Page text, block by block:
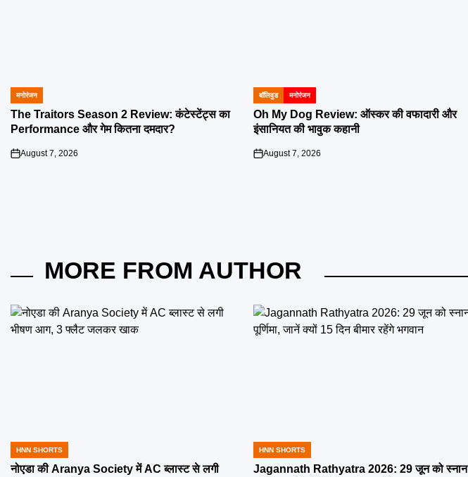
POSTED
IN
मनोरंजन
The Traitors Season 2 Review: कंटेस्टेंट्स का
Performance और गेम कितना दमदार?
on
August 7, 2026
POSTED
IN
बॉलिवुड मनोरंजन
Oh My Dog Review: ऑस्कर की वफादारी और
इंसानियत की भावुक कहानी
on
August 7, 2026
MORE FROM AUTHOR
POSTED
IN
HNN SHORTS
नोएडा की Aranya Society में AC ब्लास्ट से लगी
POSTED
IN
HNN SHORTS
Jagannath Rathyatra 2026: 29 जून को स्नान